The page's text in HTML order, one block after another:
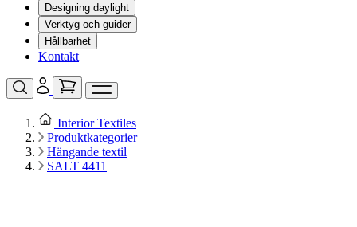
Designing daylight
Verktyg och guider
Hållbarhet
Kontakt
Interior Textiles
Produktkategorier
Hängande textil
SALT 4411